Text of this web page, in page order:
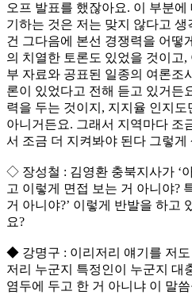
오프 발표를 했잖아요. 이 부분
기하는 것은 저는 맞지 않다고
건 그다음에 본선 경쟁력을 어떻
의 치열한 토론도 있었을 것이고
부 자료와 공표된 일종의 여론조
론이 있었다고 전해 듣고 있거든
력을 두는 것이지, 지지율 인지
아니거든요. 그래서 지역마다 조
서 조금 더 지켜봐야 된다 그렇게
◇ 장성철 : 김영환 충북지사가 ‘
고 이렇게 면접 보는 거 아니야?
거 아니야?’ 이렇게 반발을 하고
요?
◆ 강명구 : 이리저리 얘기를 저도
저리 누군지 특정인이 누군지 대
염두에 두고 한 거 아니냐 이 말